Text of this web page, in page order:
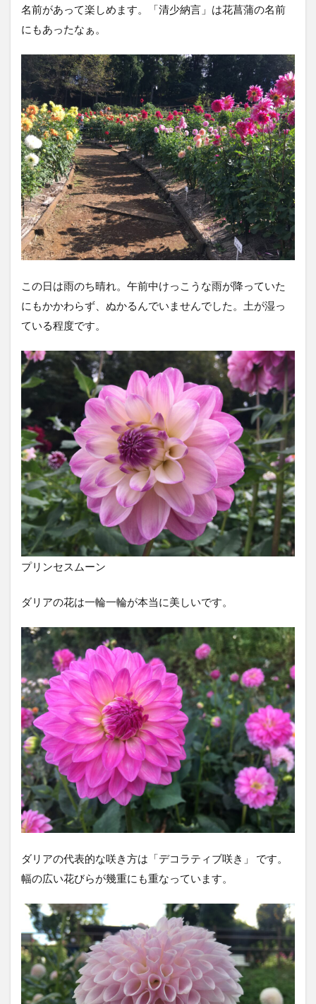
名前があって楽しめます。「清少納言」は花菖蒲の名前
にもあったなぁ。
この日は雨のち晴れ。午前中けっこうな雨が降っていた
にもかかわらず、ぬかるんでいませんでした。土が湿っ
ている程度です。
プリンセスムーン
ダリアの花は一輪一輪が本当に美しいです。
ダリアの代表的な咲き方は「デコラティブ咲き」 です。
幅の広い花びらが幾重にも重なっています。